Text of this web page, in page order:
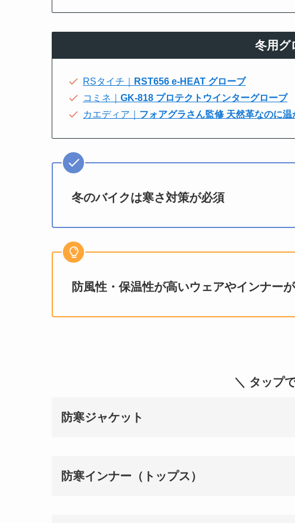
冬用グ
RSタイチ｜
RST656 e-HEAT グローブ
コミネ｜ GK-818 プロテクトウインターグローブ
カエディア｜ フォアグラさん監修 天然革なのに
冬のバイクは寒さ対策が必須
防風性・保温性が高いウェアやインナー
＼ タップ
防寒ジャケット
防寒インナー（トップス）